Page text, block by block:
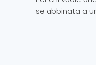
se abbinata a